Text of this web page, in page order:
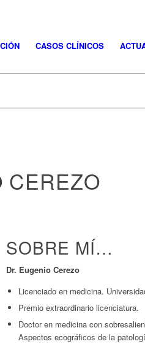
CASOS CLÍNICOS
CEREZO
SOBRE MÍ…
Dr. Eugenio Cerezo
Licenciado en medicina.
Premio extraordinario licenciatura.
Doctor en medicina con
Aspectos ecográficos de la